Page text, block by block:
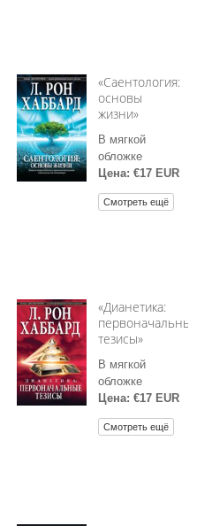
«Саентология:
основы
жизни»
В мягкой
обложке
Цена: €17 EUR
Смотреть ещё
«Дианетика:
тезисы»
В мягкой
обложке
Цена: €17 EUR
Смотреть ещё